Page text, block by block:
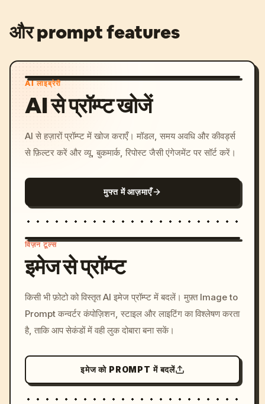
और prompt features
AI लाइब्रेरी
AI से प्रॉम्प्ट खोजें
AI से हज़ारों प्रॉम्प्ट में खोज कराएँ। मॉडल, समय अवधि और कीवर्ड्स
से फ़िल्टर करें और व्यू, बुकमार्क, रिपोस्ट जैसी एंगेजमेंट पर सॉर्ट करें।
मुफ्त में आज़माएँ
c, cyberpunk sunset, neon
colors, 8k --v 6.0
विज़न टूल्स
इमेज से प्रॉम्प्ट
किसी भी फ़ोटो को विस्तृत AI इमेज प्रॉम्प्ट में बदलें। मुफ़्त Image to
Prompt कन्वर्टर कंपोज़िशन, स्टाइल और लाइटिंग का विश्लेषण करता
है, ताकि आप सेकंडों में वही लुक दोबारा बना सकें।
इमेज को PROMPT में बदलें